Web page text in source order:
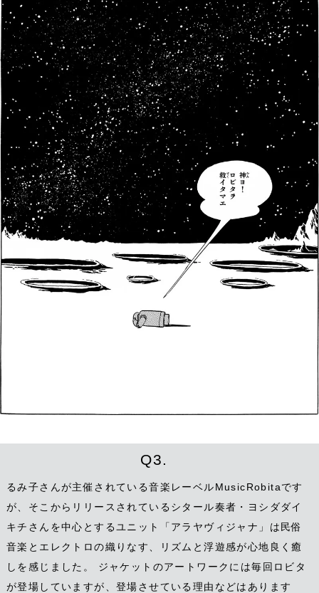
Q3.
るみ子さんが主催されている音楽レーベルMusicRobitaです
が、そこからリリースされているシタール奏者・ヨシダダイ
キチさんを中心とするユニット「アラヤヴィジャナ」は民俗
音楽とエレクトロの織りなす、リズムと浮遊感が心地良く癒
しを感じました。 ジャケットのアートワークには毎回ロビタ
が登場していますが、登場させている理由などはあります